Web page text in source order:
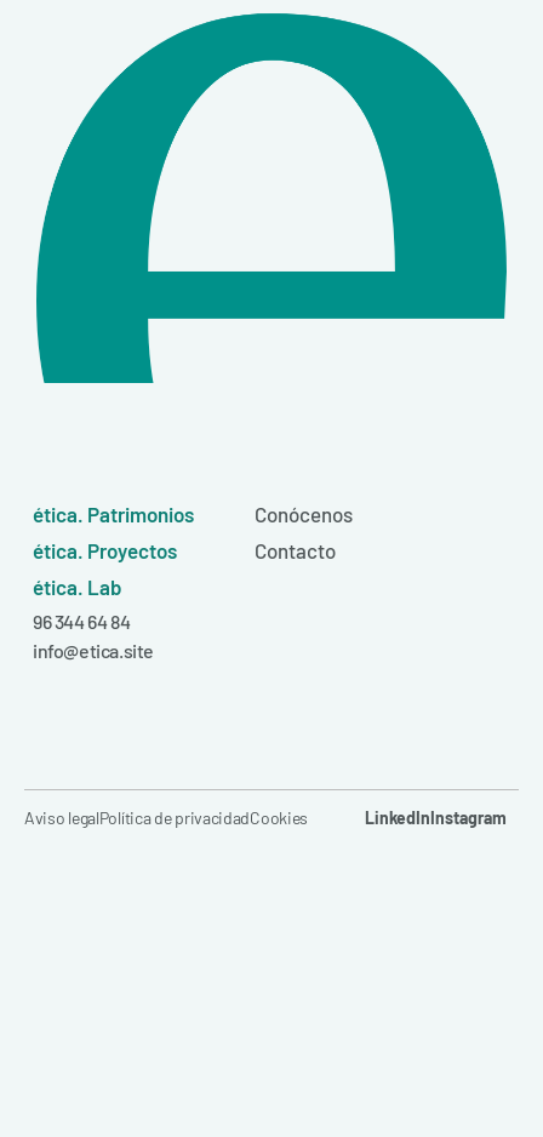
ética. Patrimonios
ética. Proyectos
ética. Lab
Conócenos
Contacto
96 344 64 84
info@etica.site
Aviso legalPolítica de privacidadCookies LinkedInInstagram